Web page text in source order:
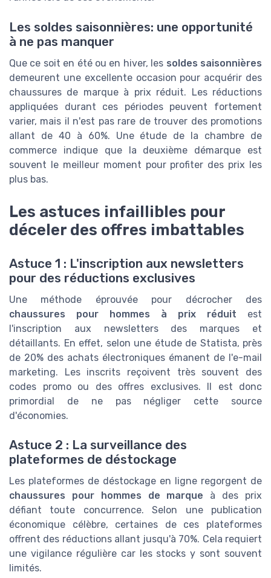
Les soldes saisonnières: une opportunité
à ne pas manquer
Que ce soit en été ou en hiver, les soldes saisonnières
demeurent une excellente occasion pour acquérir des
chaussures de marque à prix réduit. Les réductions
appliquées durant ces périodes peuvent fortement
varier, mais il n'est pas rare de trouver des promotions
allant de 40 à 60%. Une étude de la chambre de
commerce indique que la deuxième démarque est
souvent le meilleur moment pour profiter des prix les
plus bas.
Les astuces infaillibles pour
déceler des offres imbattables
Astuce 1 : L'inscription aux newsletters
pour des réductions exclusives
Une méthode éprouvée pour décrocher des
chaussures pour hommes à prix réduit est
l'inscription aux newsletters des marques et
détaillants. En effet, selon une étude de Statista, près
de 20% des achats électroniques émanent de l'e-mail
marketing. Les inscrits reçoivent très souvent des
codes promo ou des offres exclusives. Il est donc
primordial de ne pas négliger cette source
d'économies.
Astuce 2 : La surveillance des
plateformes de déstockage
Les plateformes de déstockage en ligne regorgent de
chaussures pour hommes de marque à des prix
défiant toute concurrence. Selon une publication
économique célèbre, certaines de ces plateformes
offrent des réductions allant jusqu'à 70%. Cela requiert
une vigilance régulière car les stocks y sont souvent
limités.